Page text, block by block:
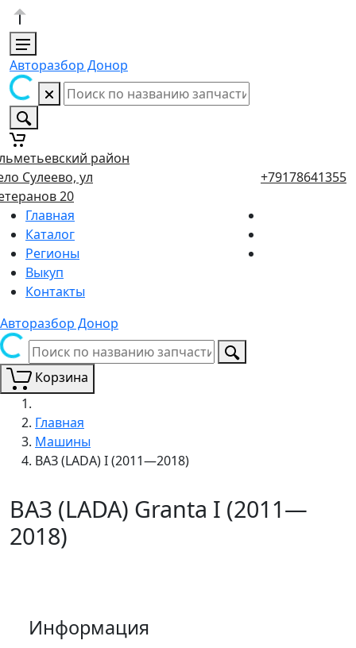
Авторазбор Донор
район
Сулеево, ул
20
+79178641355
Главная
Каталог
Регионы
Выкуп
Контакты
Авторазбор Донор
Корзина
Главная
Машины
ВАЗ (LADA) I (2011—2018)
ВАЗ (LADA) Granta I (2011—
2018)
Информация